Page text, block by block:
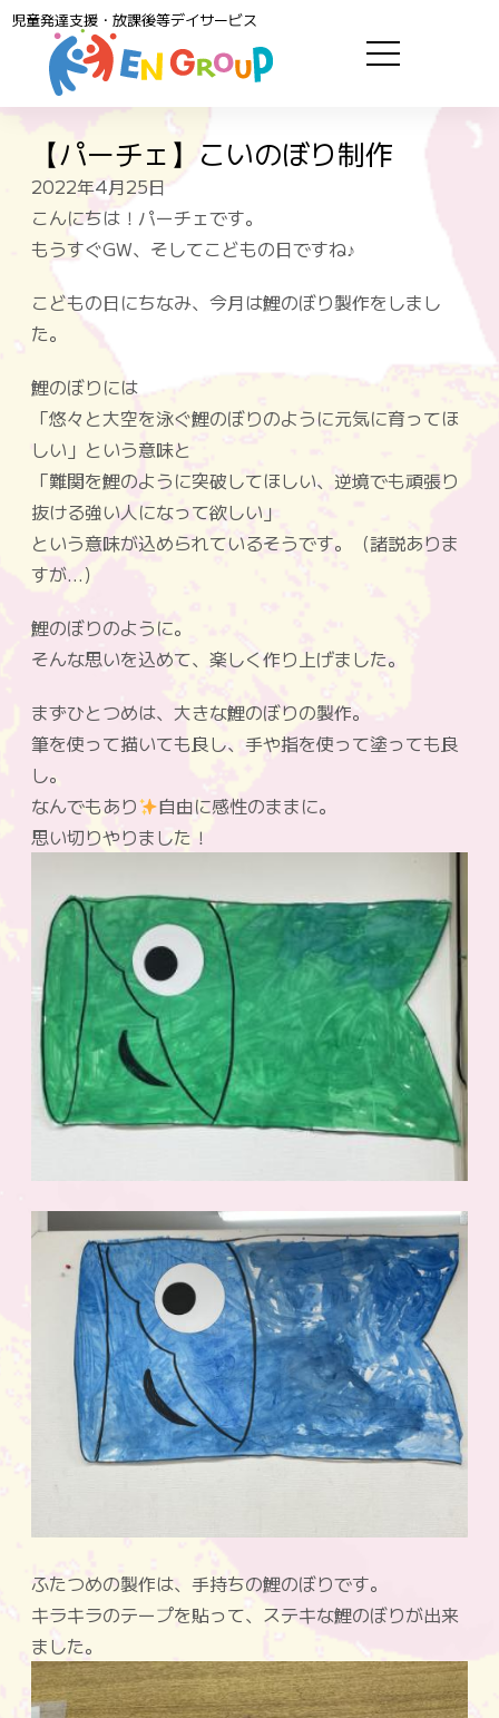
児童発達支援・放課後等デイサービス
【パーチェ】こいのぼり制作
2022年4月25日
こんにちは！パーチェです。
もうすぐGW、そしてこどもの日ですね♪
こどもの日にちなみ、今月は鯉のぼり製作をしまし
た。
鯉のぼりには
「悠々と大空を泳ぐ鯉のぼりのように元気に育ってほ
しい」という意味と
「難関を鯉のように突破してほしい、逆境でも頑張り
抜ける強い人になって欲しい」
という意味が込められているそうです。（諸説ありま
すが…）
鯉のぼりのように。
そんな思いを込めて、楽しく作り上げました。
まずひとつめは、大きな鯉のぼりの製作。
筆を使って描いても良し、手や指を使って塗っても良
し。
なんでもあり
自由に感性のままに。
思い切りやりました！
ふたつめの製作は、手持ちの鯉のぼりです。
キラキラのテープを貼って、ステキな鯉のぼりが出来
ました。